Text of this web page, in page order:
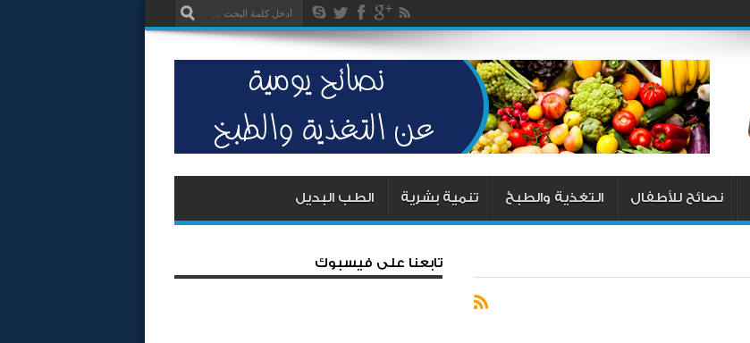
نصائح للأطفال التغذية والطبخ تنمية بشرية الطب البديل
تابعنا على فيسبوك